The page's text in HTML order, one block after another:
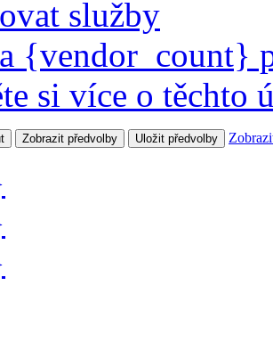
služby
{vendor_count}
si více o těchto
Zobrazit předvolby Uložit předvolby